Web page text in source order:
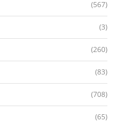
(567)
(3)
(260)
(83)
(708)
(65)